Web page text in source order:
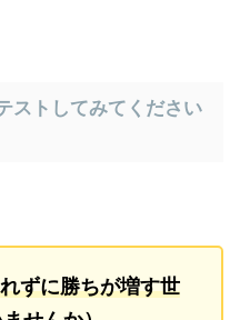
ストしてみてください
ずに勝ちが増す世